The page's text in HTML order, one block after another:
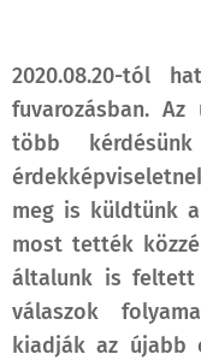
2020.08.20-tól
fuvarozásban.
több
meg is küldtünk
most tették
általunk is feltett
válaszok
kiadják az újabb